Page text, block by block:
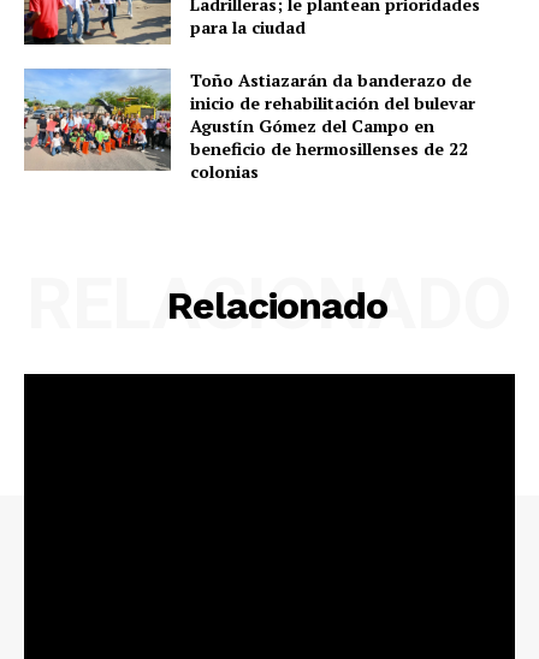
para la ciudad
Toño Astiazarán da banderazo de
inicio de rehabilitación del bulevar
Agustín Gómez del Campo en
beneficio de hermosillenses de 22
colonias
Relacionado
RELACIONADO